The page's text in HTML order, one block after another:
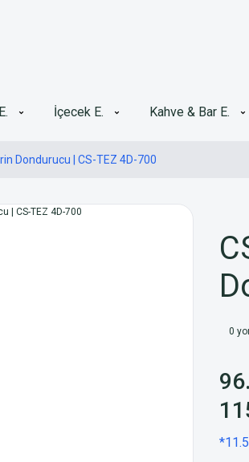
İçecek E. Kahve & Bar E.
Dondurucu | CS-TEZ 4D-700
0